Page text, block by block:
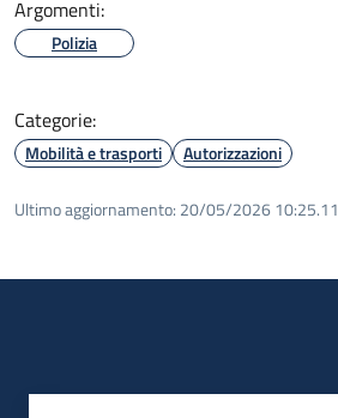
Argomenti:
Polizia
Categorie:
Mobilità e trasporti Autorizzazioni
Ultimo aggiornamento: 20/05/2026 10:25.11